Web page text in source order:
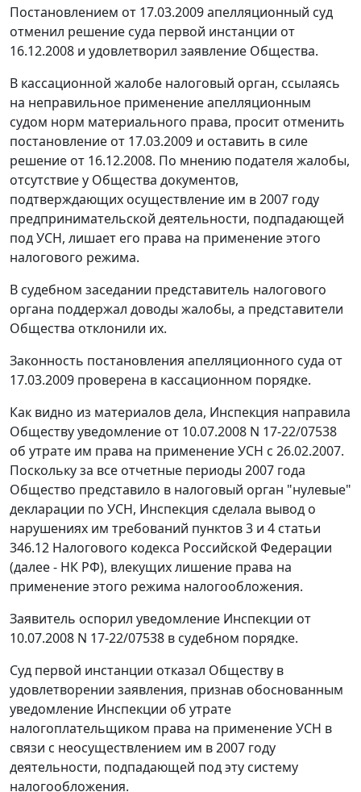
Постановлением от 17.03.2009 апелляционный суд
отменил решение суда первой инстанции от
16.12.2008 и удовлетворил заявление Общества.
В кассационной жалобе налоговый орган, ссылаясь
на неправильное применение апелляционным
судом норм материального права, просит отменить
постановление от 17.03.2009 и оставить в силе
решение от 16.12.2008. По мнению подателя жалобы,
отсутствие у Общества документов,
подтверждающих осуществление им в 2007 году
предпринимательской деятельности, подпадающей
под УСН, лишает его права на применение этого
налогового режима.
В судебном заседании представитель налогового
органа поддержал доводы жалобы, а представители
Общества отклонили их.
Законность постановления апелляционного суда от
17.03.2009 проверена в кассационном порядке.
Как видно из материалов дела, Инспекция направила
Обществу уведомление от 10.07.2008 N 17-22/07538
об утрате им права на применение УСН с 26.02.2007.
Поскольку за все отчетные периоды 2007 года
Общество представило в налоговый орган "нулевые"
декларации по УСН, Инспекция сделала вывод о
нарушениях им требований пунктов 3 и 4 статьи
346.12 Налогового кодекса Российской Федерации
(далее - НК РФ), влекущих лишение права на
применение этого режима налогообложения.
Заявитель оспорил уведомление Инспекции от
10.07.2008 N 17-22/07538 в судебном порядке.
Суд первой инстанции отказал Обществу в
удовлетворении заявления, признав обоснованным
уведомление Инспекции об утрате
налогоплательщиком права на применение УСН в
связи с неосуществлением им в 2007 году
деятельности, подпадающей под эту систему
налогообложения.